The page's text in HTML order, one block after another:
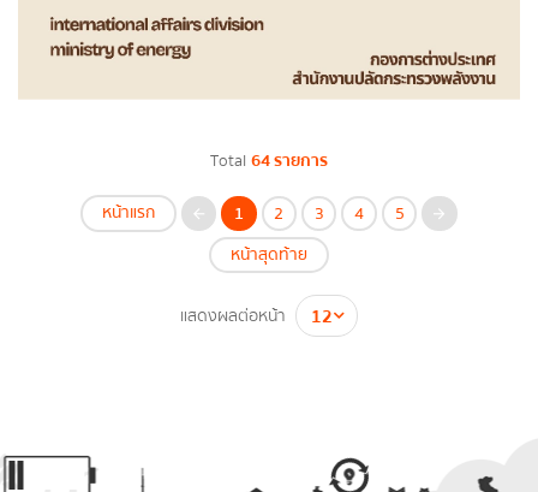
Total 64 รายการ
หน้าแรก 1 2 3 4
5
หน้าสุดท้าย
แสดงผลต่อหน้า